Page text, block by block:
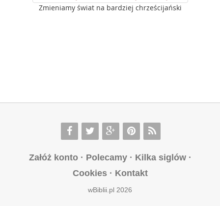
Zmieniamy świat na bardziej chrześcijański
Załóż konto· Polecamy· Kilka siglów·
Cookies· Kontakt
wBiblii.pl 2026